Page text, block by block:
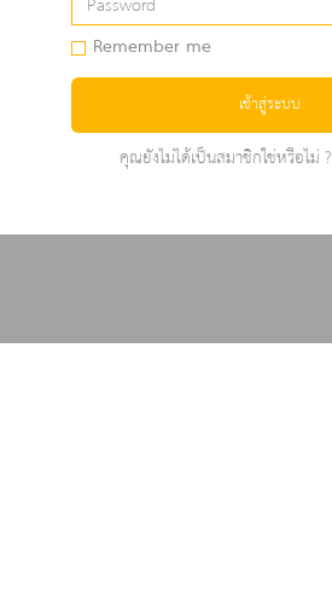
Remember me
เข้าสู่ระบบ
คุณยังไม่ได้เป็นสมาชิกใช่หรือไม่ ?